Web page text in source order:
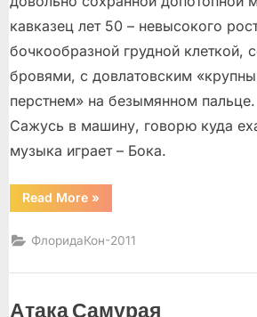
кавказец лет 50 – невысокого
бочкообразной грудной клеткой,
бровями, с довлатовским
перстнем» на безымянном пальце.
Сажусь в машину, говорю куда
музыка играет – Бока.
Read More“Бакинский
Стол”
»
ФлоридаКон-2011
Атака Самурая